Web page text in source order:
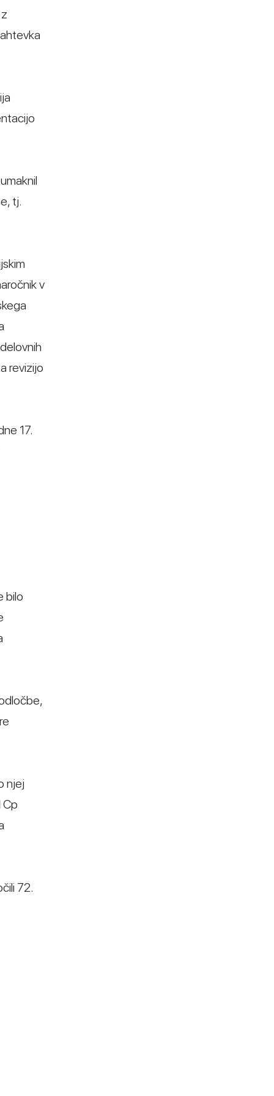
tj.
v
revizijo
17.
bilo
njej
Cp
72.